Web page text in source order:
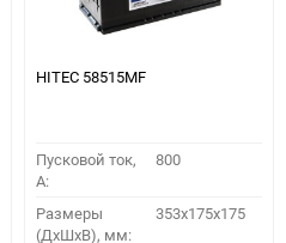
HITEC 58515MF
Пусковой ток,
A:
800
Размеры
(ДхШхВ), мм:
353x175x175